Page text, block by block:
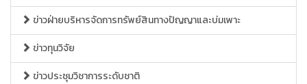
ข่าวฝ่ายบริหารจัดการทรัพย์สินทางปัญญาและบ่มเพาะ
ข่าวทุนวิจัย
ข่าวประชุมวิชาการระดับชาติ